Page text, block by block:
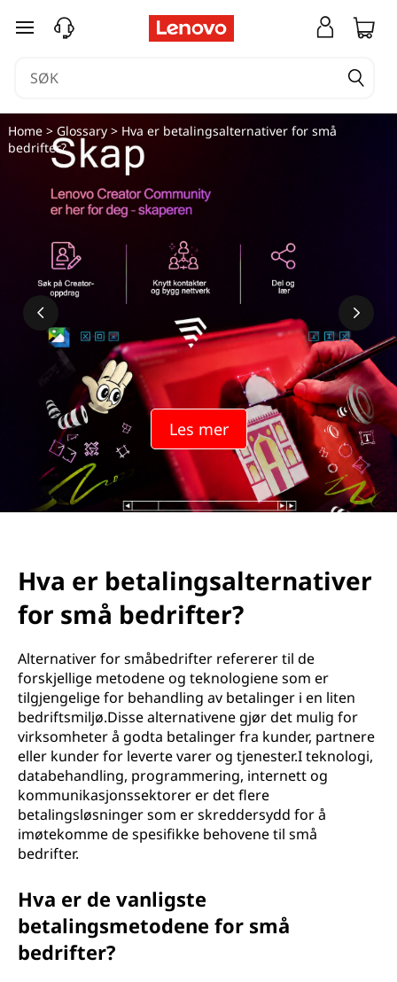
gå til hovedinnhold
Les mer
Home> Glossary> Hva er betalingsalternativer for små
bedrifter?
Hva er betalingsalternativer
for små bedrifter?
Alternativer for småbedrifter refererer til de
forskjellige metodene og teknologiene som er
tilgjengelige for behandling av betalinger i en liten
bedriftsmiljø.Disse alternativene gjør det mulig for
virksomheter å godta betalinger fra kunder, partnere
eller kunder for leverte varer og tjenester.I teknologi,
databehandling, programmering, internett og
kommunikasjonssektorer er det flere
betalingsløsninger som er skreddersydd for å
imøtekomme de spesifikke behovene til små
bedrifter.
Hva er de vanligste
betalingsmetodene for små
bedrifter?